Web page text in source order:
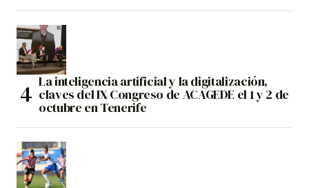
La inteligencia artificial y la digitalización,
claves del IX Congreso de ACAGEDE el 1 y 2 de
octubre en Tenerife